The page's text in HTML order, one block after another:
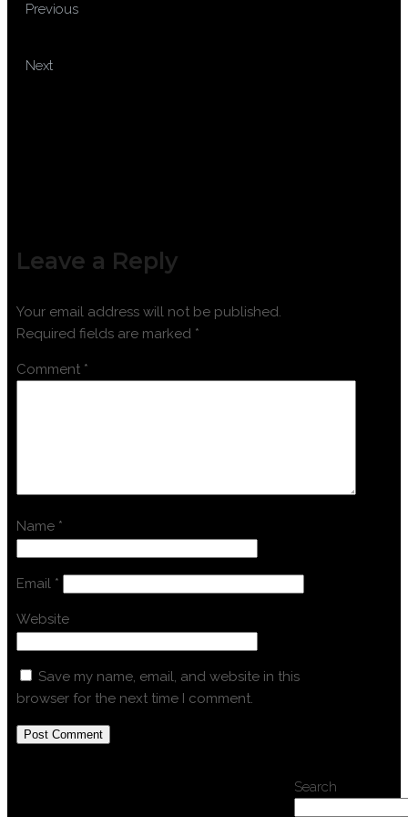
Previous
Next
Leave a Reply
Your email address will not be published.
Required fields are marked *
Comment *
Name *
Email *
Website
Save my name, email, and website in this
browser for the next time I comment.
Search